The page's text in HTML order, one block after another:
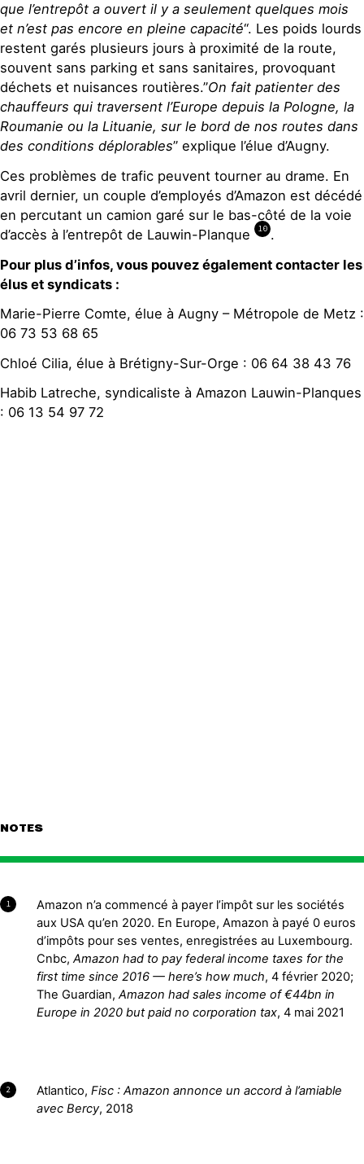
que l’entrepôt a ouvert il y a seulement quelques mois
et n’est pas encore en pleine capacité“. Les poids lourds
restent garés plusieurs jours à proximité de la route,
souvent sans parking et sans sanitaires, provoquant
déchets et nuisances routières.”On fait patienter des
chauffeurs qui traversent l’Europe depuis la Pologne, la
Roumanie ou la Lituanie, sur le bord de nos routes dans
des conditions déplorables” explique l’élue d’Augny.
Ces problèmes de trafic peuvent tourner au drame. En
avril dernier, un couple d’employés d’Amazon est décédé
en percutant un camion garé sur le bas-côté de la voie
d’accès à l’entrepôt de Lauwin-Planque
10 .
Pour plus d’infos, vous pouvez également contacter les
élus et syndicats :
Marie-Pierre Comte, élue à Augny – Métropole de Metz :
06 73 53 68 65
Chloé Cilia, élue à Brétigny-Sur-Orge : 06 64 38 43 76
Habib Latreche, syndicaliste à Amazon Lauwin-Planques
: 06 13 54 97 72
NOTES
1
Amazon n’a commencé à payer l’impôt sur les sociétés
aux USA qu’en 2020. En Europe, Amazon à payé 0 euros
d’impôts pour ses ventes, enregistrées au Luxembourg.
Cnbc, Amazon had to pay federal income taxes for the
first time since 2016 — here’s how much, 4 février 2020;
The Guardian, Amazon had sales income of €44bn in
Europe in 2020 but paid no corporation tax, 4 mai 2021
2 Atlantico, Fisc : Amazon annonce un accord à l’amiable
avec Bercy, 2018